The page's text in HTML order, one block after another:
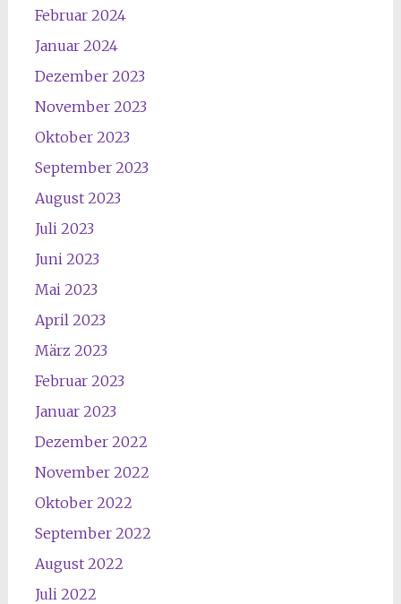
Februar 2024
Januar 2024
Dezember 2023
November 2023
Oktober 2023
September 2023
August 2023
Juli 2023
Juni 2023
Mai 2023
April 2023
März 2023
Februar 2023
Januar 2023
Dezember 2022
November 2022
Oktober 2022
September 2022
August 2022
Juli 2022